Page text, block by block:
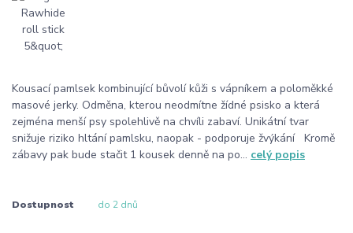
Kousací pamlsek kombinující bůvolí kůži s vápníkem a poloměkké
masové jerky. Odměna, kterou neodmítne žídné psisko a která
zejména menší psy spolehlivě na chvíli zabaví. Unikátní tvar
snižuje riziko hltání pamlsku, naopak - podporuje žvýkání Kromě
zábavy pak bude stačit 1 kousek denně na po... celý popis
Dostupnost do 2 dnů